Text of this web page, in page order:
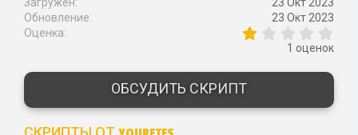
Загружен
23 Окт 2023
Обновление
23 Окт 2023
Оценка
,
з
в
1 оценок
ОБСУДИТЬ СКРИПТ